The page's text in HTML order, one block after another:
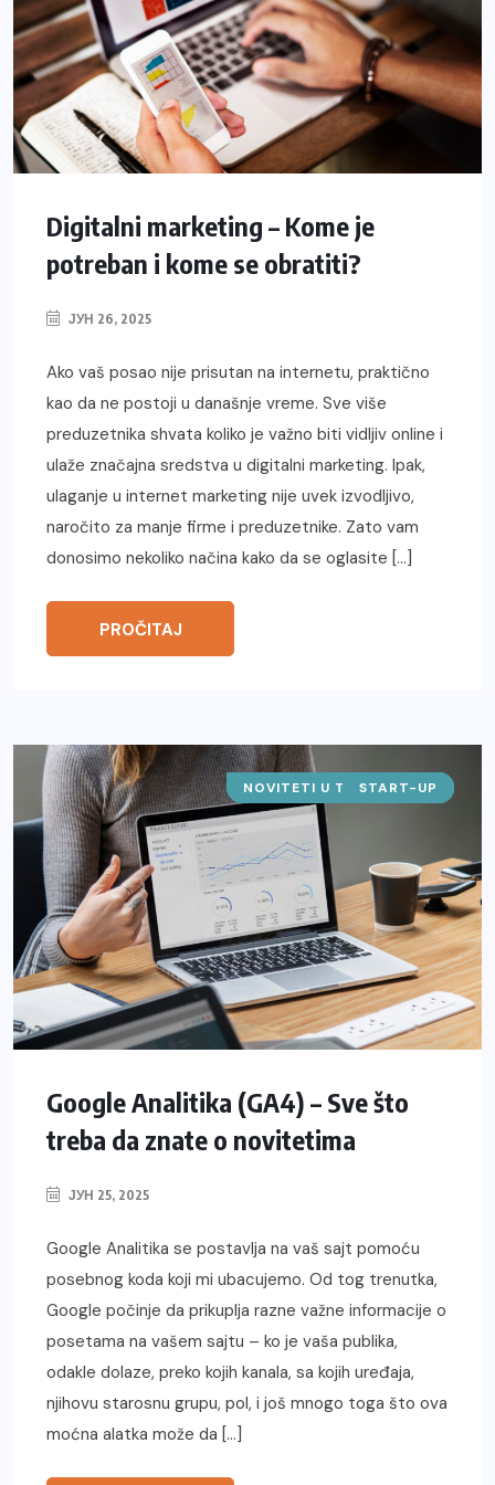
Digitalni marketing – Kome je
potreban i kome se obratiti?
ЈУН 26, 2025
Ako vaš posao nije prisutan na internetu, praktično
kao da ne postoji u današnje vreme. Sve više
preduzetnika shvata koliko je važno biti vidljiv online i
ulaže značajna sredstva u digitalni marketing. Ipak,
ulaganje u internet marketing nije uvek izvodljivo,
naročito za manje firme i preduzetnike. Zato vam
donosimo nekoliko načina kako da se oglasite […]
PROČITAJ
IT
NOVITETI U TEHNOLOGIJI
SAJTOVI
START-UP
Google Analitika (GA4) – Sve što
treba da znate o novitetima
ЈУН 25, 2025
Google Analitika se postavlja na vaš sajt pomoću
posebnog koda koji mi ubacujemo. Od tog trenutka,
Google počinje da prikuplja razne važne informacije o
posetama na vašem sajtu – ko je vaša publika,
odakle dolaze, preko kojih kanala, sa kojih uređaja,
njihovu starosnu grupu, pol, i još mnogo toga što ova
moćna alatka može da […]